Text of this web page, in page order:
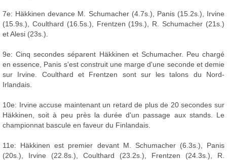
7e: Häkkinen devance M. Schumacher (4.7s.), Panis (15.2s.), Irvine
(15.9s.), Coulthard (16.5s.), Frentzen (19s.), R. Schumacher (21s.)
et Alesi (23s.).
9e: Cinq secondes séparent Häkkinen et Schumacher. Peu chargé
en essence, Panis s'est construit une marge d'une seconde et demie
sur Irvine. Coulthard et Frentzen sont sur les talons du Nord-
Irlandais.
10e: Irvine accuse maintenant un retard de plus de 20 secondes sur
Häkkinen, soit à peu près la durée d'un passage aux stands. Le
championnat bascule en faveur du Finlandais.
11e: Häkkinen est premier devant M. Schumacher (6.3s.), Panis
(20s.), Irvine (22.8s.), Coulthard (23.2s.), Frentzen (24.3s.), R.